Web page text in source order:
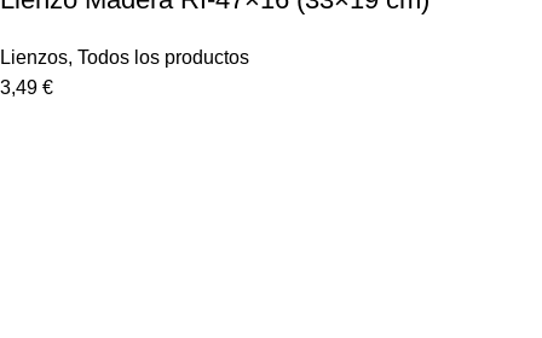
Lienzos, Todos los productos
3,49 €